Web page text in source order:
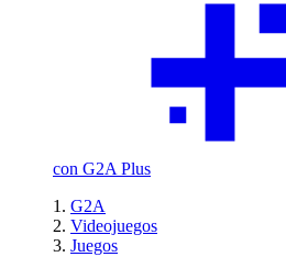
con G2A Plus
G2A
Videojuegos
Juegos